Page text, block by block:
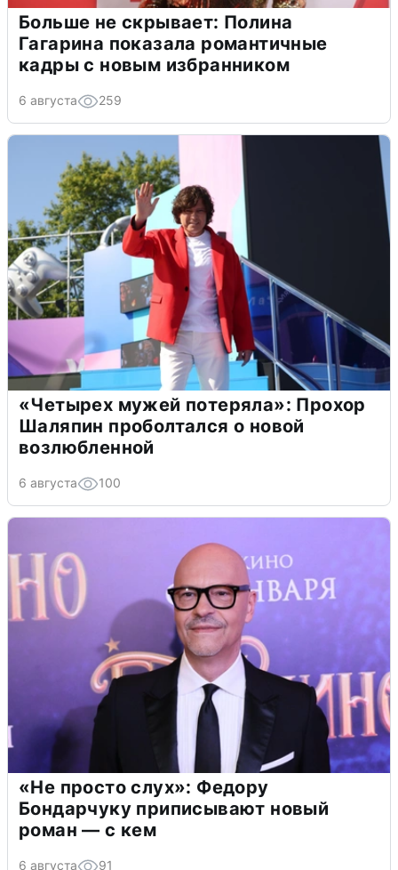
Больше не скрывает: Полина
Гагарина показала романтичные
кадры с новым избранником
6 августа 259
«Четырех мужей потеряла»: Прохор
Шаляпин проболтался о новой
возлюбленной
6 августа 100
«Не просто слух»: Федору
Бондарчуку приписывают новый
роман — с кем
6 августа 91